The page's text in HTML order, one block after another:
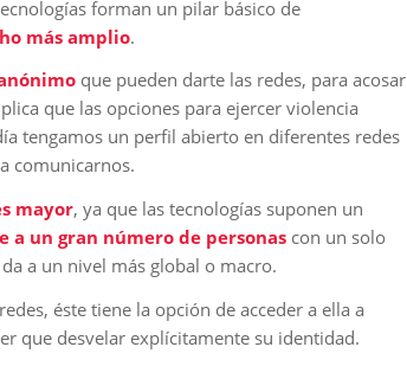
forman un pilar básico de
más amplio.
que pueden darte las redes, para acosar
que las opciones para ejercer violencia
tengamos un perfil abierto en diferentes redes
comunicarnos.
mayor, ya que las tecnologías suponen un
un gran número de personas con un solo
a un nivel más global o macro.
éste tiene la opción de acceder a ella a
que desvelar explícitamente su identidad.